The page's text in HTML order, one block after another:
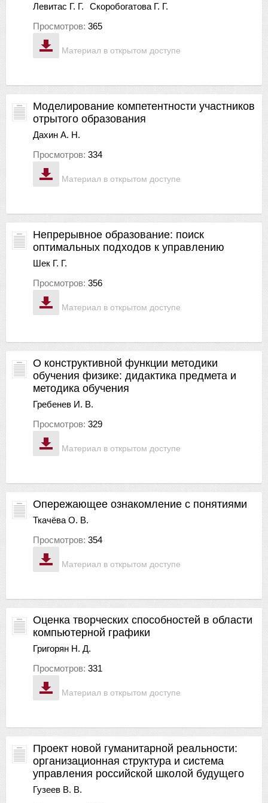
Материал в открытом доступе
Левитас Г. Г.
Скоробогатова Г. Г.
Просмотров: 365
Материал в открытом доступе
Моделирование компетентности участников
отрытого образования
Дахин А. Н.
Просмотров: 334
Материал в открытом доступе
Непрерывное образование: поиск
оптимальных подходов к управлению
Шек Г. Г.
Просмотров: 356
Материал в открытом доступе
О конструктивной функции методики
обучения физике: дидактика предмета и
методика обучения
Гребенев И. В.
Просмотров: 329
Материал в открытом доступе
Опережающее ознакомление с понятиями
Ткачёва О. В.
Просмотров: 354
Материал в открытом доступе
Оценка творческих способностей в области
компьютерной графики
Григорян Н. Д.
Просмотров: 331
Проект новой гуманитарной реальности:
организационная структура и система
управления российской школой будущего
Гузеев В. В.